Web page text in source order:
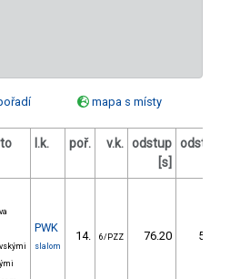
mapa s místy
l.k. poř. v.k. odstup
[s]
odstup
PWK
slalom
14. 6/PZZ 76.20 56,8